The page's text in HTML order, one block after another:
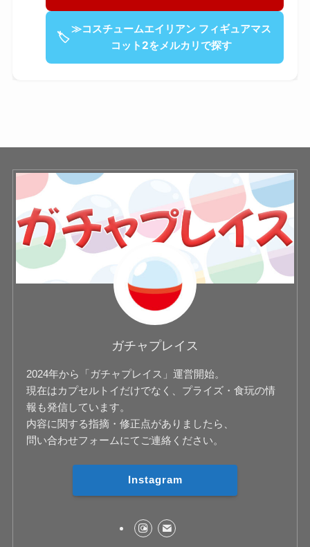
🏷
≫コスチュームエイリアン フィギュアマス
コット2をメルカリで探す
ガチャプレイス
2024年から「ガチャプレイス」運営開始。
現在はカプセルトイだけでなく、プライズ・食玩の情
報も発信しています。
内容に関する指摘・修正点がありましたら、
問い合わせフォームにてご連絡ください。
Instagram